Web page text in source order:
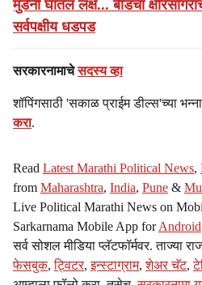
मुंडेंनी घातलं लक्ष... बीडचा
सर्वपक्षीय धडपड
सरकारनामाचेसदस्य व्हा
शॉपिंगसाठी 'सकाळ प्राईम डील्स'च्या
करा.
Read Latest Marathi Political News,
from Maharashtra, India, Pune &
Live Political Marathi News on
Sarkarnama Mobile App forAndroid
सर्व सोशल मीडिया प्लॅटफॉर्मवर. ताज्या
फेसबुक,ट्विटर,इन्स्टाग्राम,शेअर चॅट,